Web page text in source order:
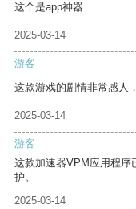
这个是app神器
2025-03-14
游客
这款游戏的剧情非常感人
2025-03-14
游客
这款加速器VPM应用程序
护。
2025-03-14